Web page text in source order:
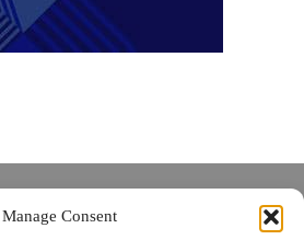
Manage Consent